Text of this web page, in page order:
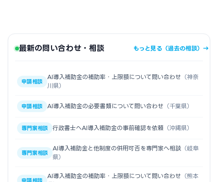
最新の問い合わせ・相談 もっと見る（過去の相談）→
申請相談
AI導入補助金の補助率・上限額について問い合わせ （神奈
川県）
申請相談 AI導入補助金の必要書類について問い合わせ （千葉県）
専門家相談 行政書士へAI導入補助金の事前確認を依頼 （沖縄県）
専門家相談
AI導入補助金と他制度の併用可否を専門家へ相談 （岐阜
県）
申請相談
AI導入補助金の補助率・上限額について問い合わせ （熊本